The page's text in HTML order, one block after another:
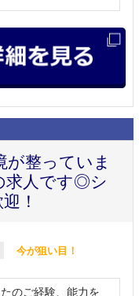
が整っていま
求人です◎シ
！
今が狙い目！
のご経験、能力を